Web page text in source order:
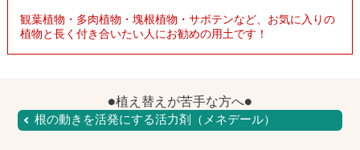
観葉植物・多肉植物・塊根植物・サボテンなど、お気に入りの
植物と長く付き合いたい人にお勧めの用土です！
●植え替えが苦手な方へ●
根の動きを活発にする活力剤（メネデール）